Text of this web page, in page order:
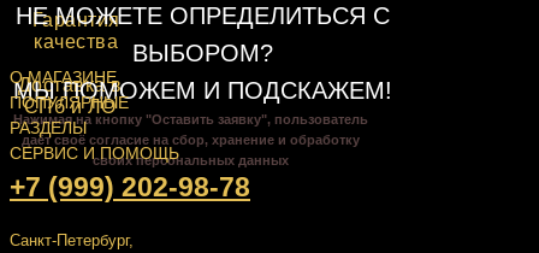
Гарантия
качества
Доставка в
СПб и ЛО
НЕ МОЖЕТЕ ОПРЕДЕЛИТЬСЯ С
ВЫБОРОМ?
МЫ ПОМОЖЕМ И ПОДСКАЖЕМ!
Нажимая на кнопку "Оставить заявку", пользователь
даёт своё согласие на сбор, хранение и обработку
своих персональных данных
О МАГАЗИНЕ
ПОПУЛЯРНЫЕ
РАЗДЕЛЫ
СЕРВИС И ПОМОЩЬ
+7 (999) 202-98-78
Санкт-Петербург,